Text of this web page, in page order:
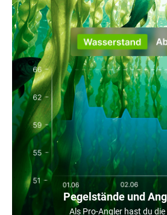
Pegelstände und
Als Pro-Angler hast du